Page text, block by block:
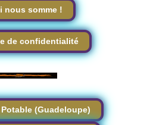
nous somme !
de confidentialité
Potable (Guadeloupe)